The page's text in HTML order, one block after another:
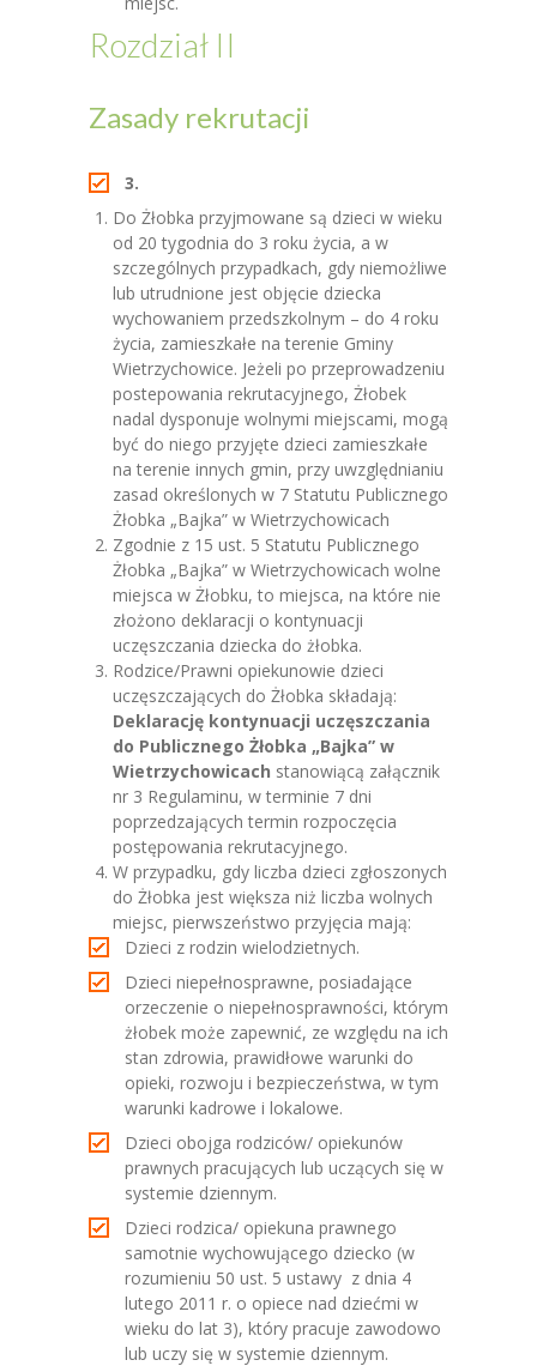
Rozdział II
Zasady rekrutacji
3.
Do Żłobka przyjmowane są dzieci w wieku
od 20 tygodnia do 3 roku życia, a w
szczególnych przypadkach, gdy niemożliwe
lub utrudnione jest objęcie dziecka
wychowaniem przedszkolnym – do 4 roku
życia, zamieszkałe na terenie Gminy
Wietrzychowice. Jeżeli po przeprowadzeniu
postepowania rekrutacyjnego, Żłobek
nadal dysponuje wolnymi miejscami, mogą
być do niego przyjęte dzieci zamieszkałe
na terenie innych gmin, przy uwzględnianiu
zasad określonych w 7 Statutu Publicznego
Żłobka „Bajka” w Wietrzychowicach
Zgodnie z 15 ust. 5 Statutu Publicznego
Żłobka „Bajka” w Wietrzychowicach wolne
miejsca w Żłobku, to miejsca, na które nie
złożono deklaracji o kontynuacji
uczęszczania dziecka do żłobka.
Rodzice/Prawni opiekunowie dzieci
uczęszczających do Żłobka składają:
Deklarację kontynuacji uczęszczania
do Publicznego Żłobka „Bajka” w
Wietrzychowicach stanowiącą załącznik
nr 3 Regulaminu, w terminie 7 dni
poprzedzających termin rozpoczęcia
postępowania rekrutacyjnego.
W przypadku, gdy liczba dzieci zgłoszonych
do Żłobka jest większa niż liczba wolnych
miejsc, pierwszeństwo przyjęcia mają:
Dzieci z rodzin wielodzietnych.
Dzieci niepełnosprawne, posiadające
orzeczenie o niepełnosprawności, którym
żłobek może zapewnić, ze względu na ich
stan zdrowia, prawidłowe warunki do
opieki, rozwoju i bezpieczeństwa, w tym
warunki kadrowe i lokalowe.
Dzieci obojga rodziców/ opiekunów
prawnych pracujących lub uczących się w
systemie dziennym.
Dzieci rodzica/ opiekuna prawnego
samotnie wychowującego dziecko (w
rozumieniu 50 ust. 5 ustawy z dnia 4
lutego 2011 r. o opiece nad dziećmi w
wieku do lat 3), który pracuje zawodowo
lub uczy się w systemie dziennym.